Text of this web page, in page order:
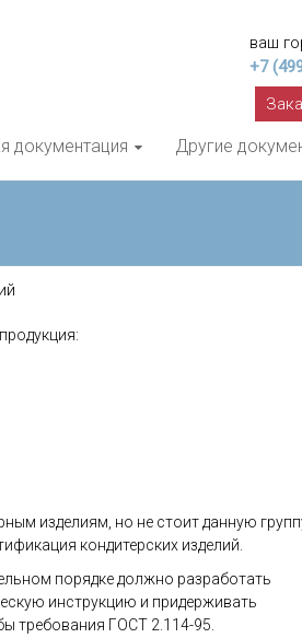
ваш
+7
документация Другие
изделиям, но не стоит данную
кондитерских изделий.
порядке должно разработать
инструкцию и придерживать
требования ГОСТ 2.114-95.